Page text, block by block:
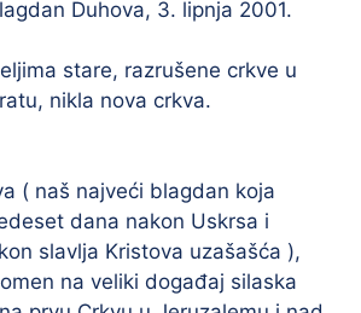
Duhova, 3. lipnja 2001.
stare, razrušene crkve u
nikla nova crkva.
( naš najveći blagdan koja
dana nakon Uskrsa i
slavlja Kristova uzašašća ),
na veliki događaj silaska